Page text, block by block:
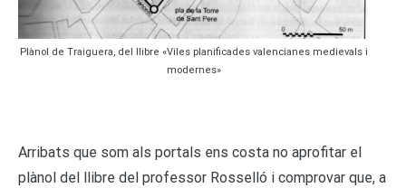
Plànol de Traiguera, del llibre «Viles planificades valencianes medievals i
modernes»
Arribats que som als portals ens costa no aprofitar el
plànol del llibre del professor Rosselló i comprovar que, a